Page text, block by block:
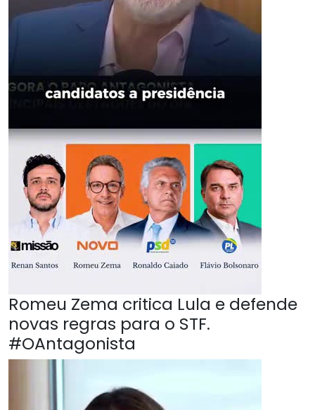
Romeu Zema critica Lula e defende
novas regras para o STF.
#OAntagonista